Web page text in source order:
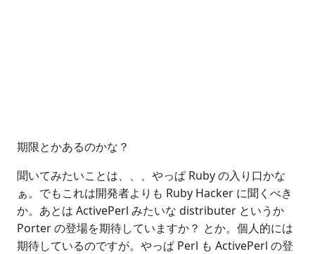
期限とかあるのかな？
聞いてみたいことは、、、やっぱ Ruby の入り口かな
ぁ。でもこれは開発者よりも Ruby Hacker に聞くべき
か。あとは ActivePerl みたいな distributer というか
Porter の登場を期待していますか？ とか。個人的には
期待しているのですが。やっぱ Perl も ActivePerl の登